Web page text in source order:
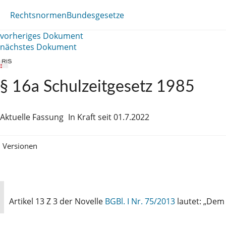
RechtsnormenBundesgesetze
vorheriges Dokument
nächstes Dokument
§ 16a Schulzeitgesetz 1985
Aktuelle Fassung In Kraft seit 01.7.2022
Versionen
Artikel 13 Z 3 der Novelle BGBl. I Nr. 75/2013 lautet: „Dem